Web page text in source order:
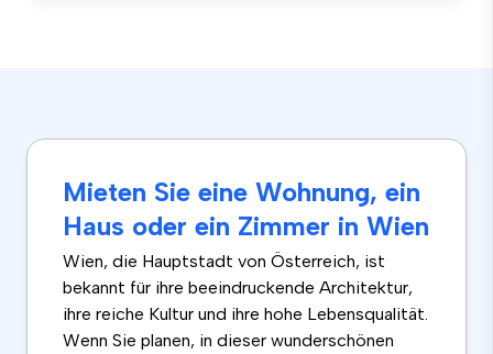
Mieten Sie eine Wohnung, ein
Haus oder ein Zimmer in Wien
Wien, die Hauptstadt von Österreich, ist
bekannt für ihre beeindruckende Architektur,
ihre reiche Kultur und ihre hohe Lebensqualität.
Wenn Sie planen, in dieser wunderschönen